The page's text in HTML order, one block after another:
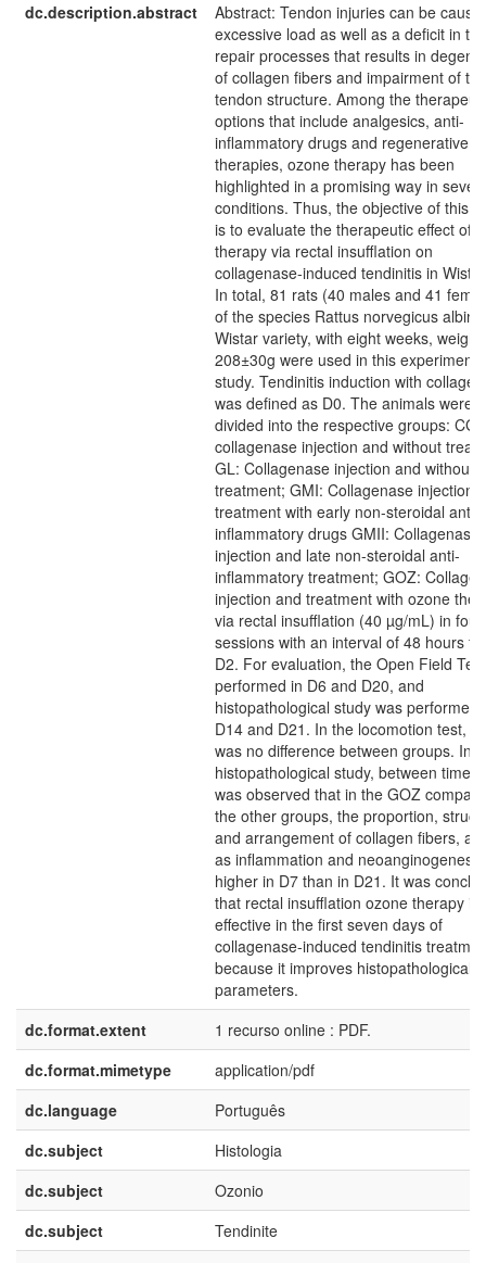
dc.description.abstract
Abstract: Tendon injuries can be
excessive load as well as a deficit in
repair processes that results in
of collagen fibers and impairment of the
tendon structure. Among the
options that include analgesics, anti-
inflammatory drugs and regenerative
therapies, ozone therapy has been
highlighted in a promising way in
conditions. Thus, the objective of this
is to evaluate the therapeutic effect of
therapy via rectal insufflation on
collagenase-induced tendinitis in
In total, 81 rats (40 males and 41
of the species Rattus norvegicus
Wistar variety, with eight weeks, weight
208±30g were used in this
study. Tendinitis induction with
was defined as D0. The animals were
divided into the respective groups: CG:
collagenase injection and without
GL: Collagenase injection and without
treatment; GMI: Collagenase injection
treatment with early non-steroidal anti-
inflammatory drugs GMII: Collagenase
injection and late non-steroidal anti-
inflammatory treatment; GOZ:
injection and treatment with ozone
via rectal insufflation (40 µg/mL) in four
sessions with an interval of 48 hours
D2. For evaluation, the Open Field
performed in D6 and D20, and
histopathological study was performed
D14 and D21. In the locomotion test,
was no difference between groups. In
histopathological study, between
was observed that in the GOZ
the other groups, the proportion,
and arrangement of collagen fibers, as
as inflammation and
higher in D7 than in D21. It was
that rectal insufflation ozone therapy is
effective in the first seven days of
collagenase-induced tendinitis
because it improves histopathological
parameters.
dc.format.extent
1 recurso online : PDF.
dc.format.mimetype
application/pdf
dc.language
Português
dc.subject
Histologia
dc.subject
Ozonio
dc.subject
Tendinite